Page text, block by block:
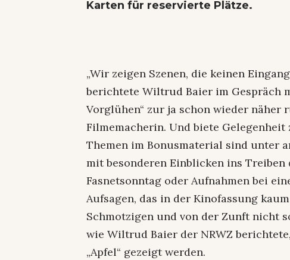
Karten für reservierte Plätze.
„Wir zeigen Szenen, die keinen
berichtete Wiltrud Baier im Gespräch
Vorglühen“ zur ja schon wieder näher
Filmemacherin. Und biete
Themen im Bonusmaterial sind unter
mit besonderen Einblicken ins Treiben
Fasnetsonntag oder Aufnahmen bei
Aufsagen, das in der Kinofassung
Schmotzigen und von der Zunft nicht
wie Wiltrud Baier der NRWZ
„Apfel“ gezeigt werden.